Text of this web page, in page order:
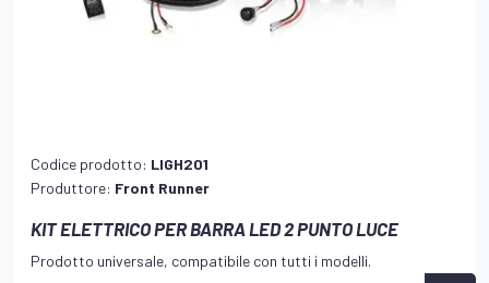
Codice prodotto: LIGH201
Produttore: Front Runner
KIT ELETTRICO PER BARRA LED 2 PUNTO LUCE
Prodotto universale, compatibile con tutti i modelli.